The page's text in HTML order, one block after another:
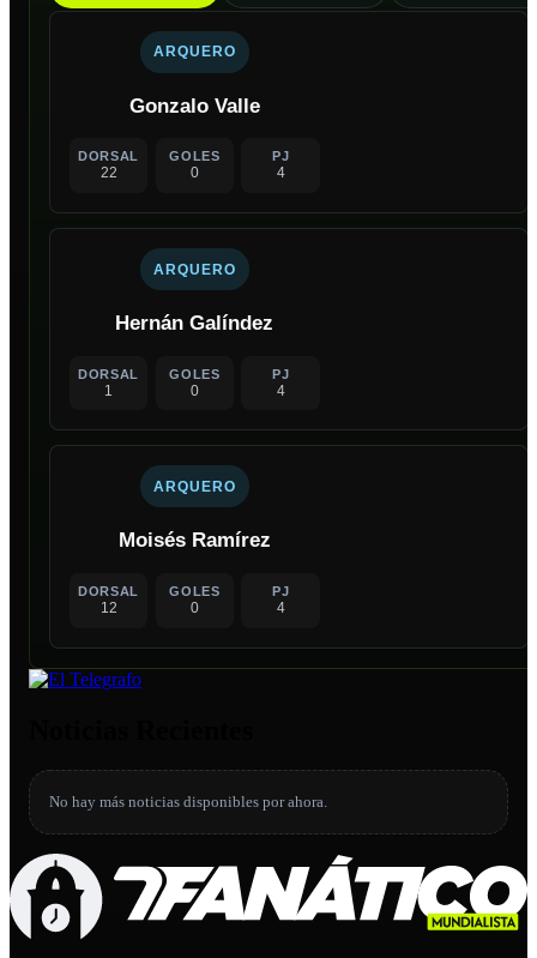
ARQUERO
Gonzalo Valle
DORSAL
22
GOLES
0
PJ
4
ARQUERO
Hernán Galíndez
DORSAL
1
GOLES
0
PJ
4
ARQUERO
Moisés Ramírez
DORSAL
12
GOLES
0
PJ
4
No hay más noticias disponibles por ahora.